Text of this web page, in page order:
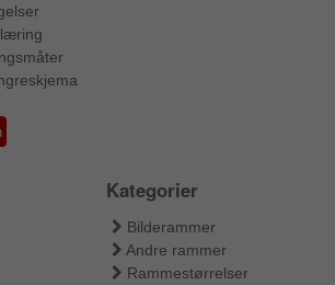
Kategorier
Bilderammer
Andre rammer
Rammestørrelser